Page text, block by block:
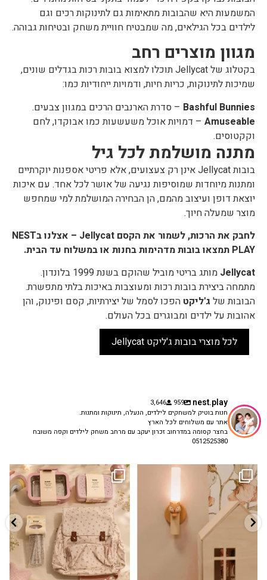
המשמעות היא שהבובות מתאימות גם לתינוקות רכים וגם
לילדים בכל הגילאים, מה שמבטיח חוויית משחק ובטיחות גבוהה.
מגוון מוצרים רחב
בקטלוג של Jellycat תוכלו למצוא בובות רכות בגדלים שונים,
שמיכות לתינוקות, כריות חיות, ודמויות ייחודיות כמו:
Bashful Bunnies – סדרת הארנבים הרכים במגוון צבעים.
Amuseable – דמויות אוכל משעשעות כמו אבוקדו, לחם
וקקטוסים.
מתנה מושלמת לכל גיל
בובות Jellycat אינן רק צעצועים, אלא פריטי אספנות יוקרתיים
ומתנות מיוחדות שמוסיפות נגיעה של אושר לכל אחד. עם איכות
יוצאת דופן ועיצוב מהמם, הן הבחירה המושלמת למי שמחפש
מוצר שמעלה חיוך.
לחבק את הרכות, לשמור את הקסם Jellycat – אצלנו בNEST
PLAY תמצאו בובות מדהימות בחנות או במשלוח עד הבית.
Jellycat
מותג בריטי מוביל שהוקם בשנת 1999 בלונדון.
מתמחה ביצירת בובות רכות ומעוצבות באיכות בלתי מתפשרת.
הבובות של ג'ליקט הפכו לסמל של יצירתיות, קסם ופינוק, והן
אהובות על ילדים ומבוגרים בכל העולם.
לכל מוצרי בובות ג'ליקט Jellycat
nest.play
959
3,646
חנות בוטיק למשחקים לילדים, הנעלה, תינוקות ומתנות.
אתר עם משלוחים לכל הארץ
בחצר קסומה במדרחוב זכרון יעקב עם מרחב משחק לילדים וקפה משובח
0512525380
✨ חוזרים למסגרת בסטייל! ✨
הקולקציה החדשה...
9 4
גם פריט עיצובי לחדר, גם מנורת לילה
...
3 0